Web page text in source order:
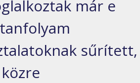
már e
sűrített,